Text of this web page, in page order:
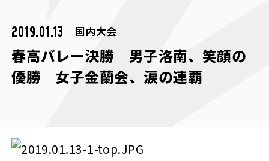
2019.01.13 国内大会
春高バレー決勝 男子洛南、笑顔の
優勝 女子金蘭会、涙の連覇